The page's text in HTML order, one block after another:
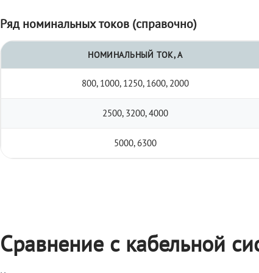
Ряд номинальных токов (справочно)
НОМИНАЛЬНЫЙ ТОК, А
800, 1000, 1250, 1600, 2000
2500, 3200, 4000
5000, 6300
Сравнение с кабельной